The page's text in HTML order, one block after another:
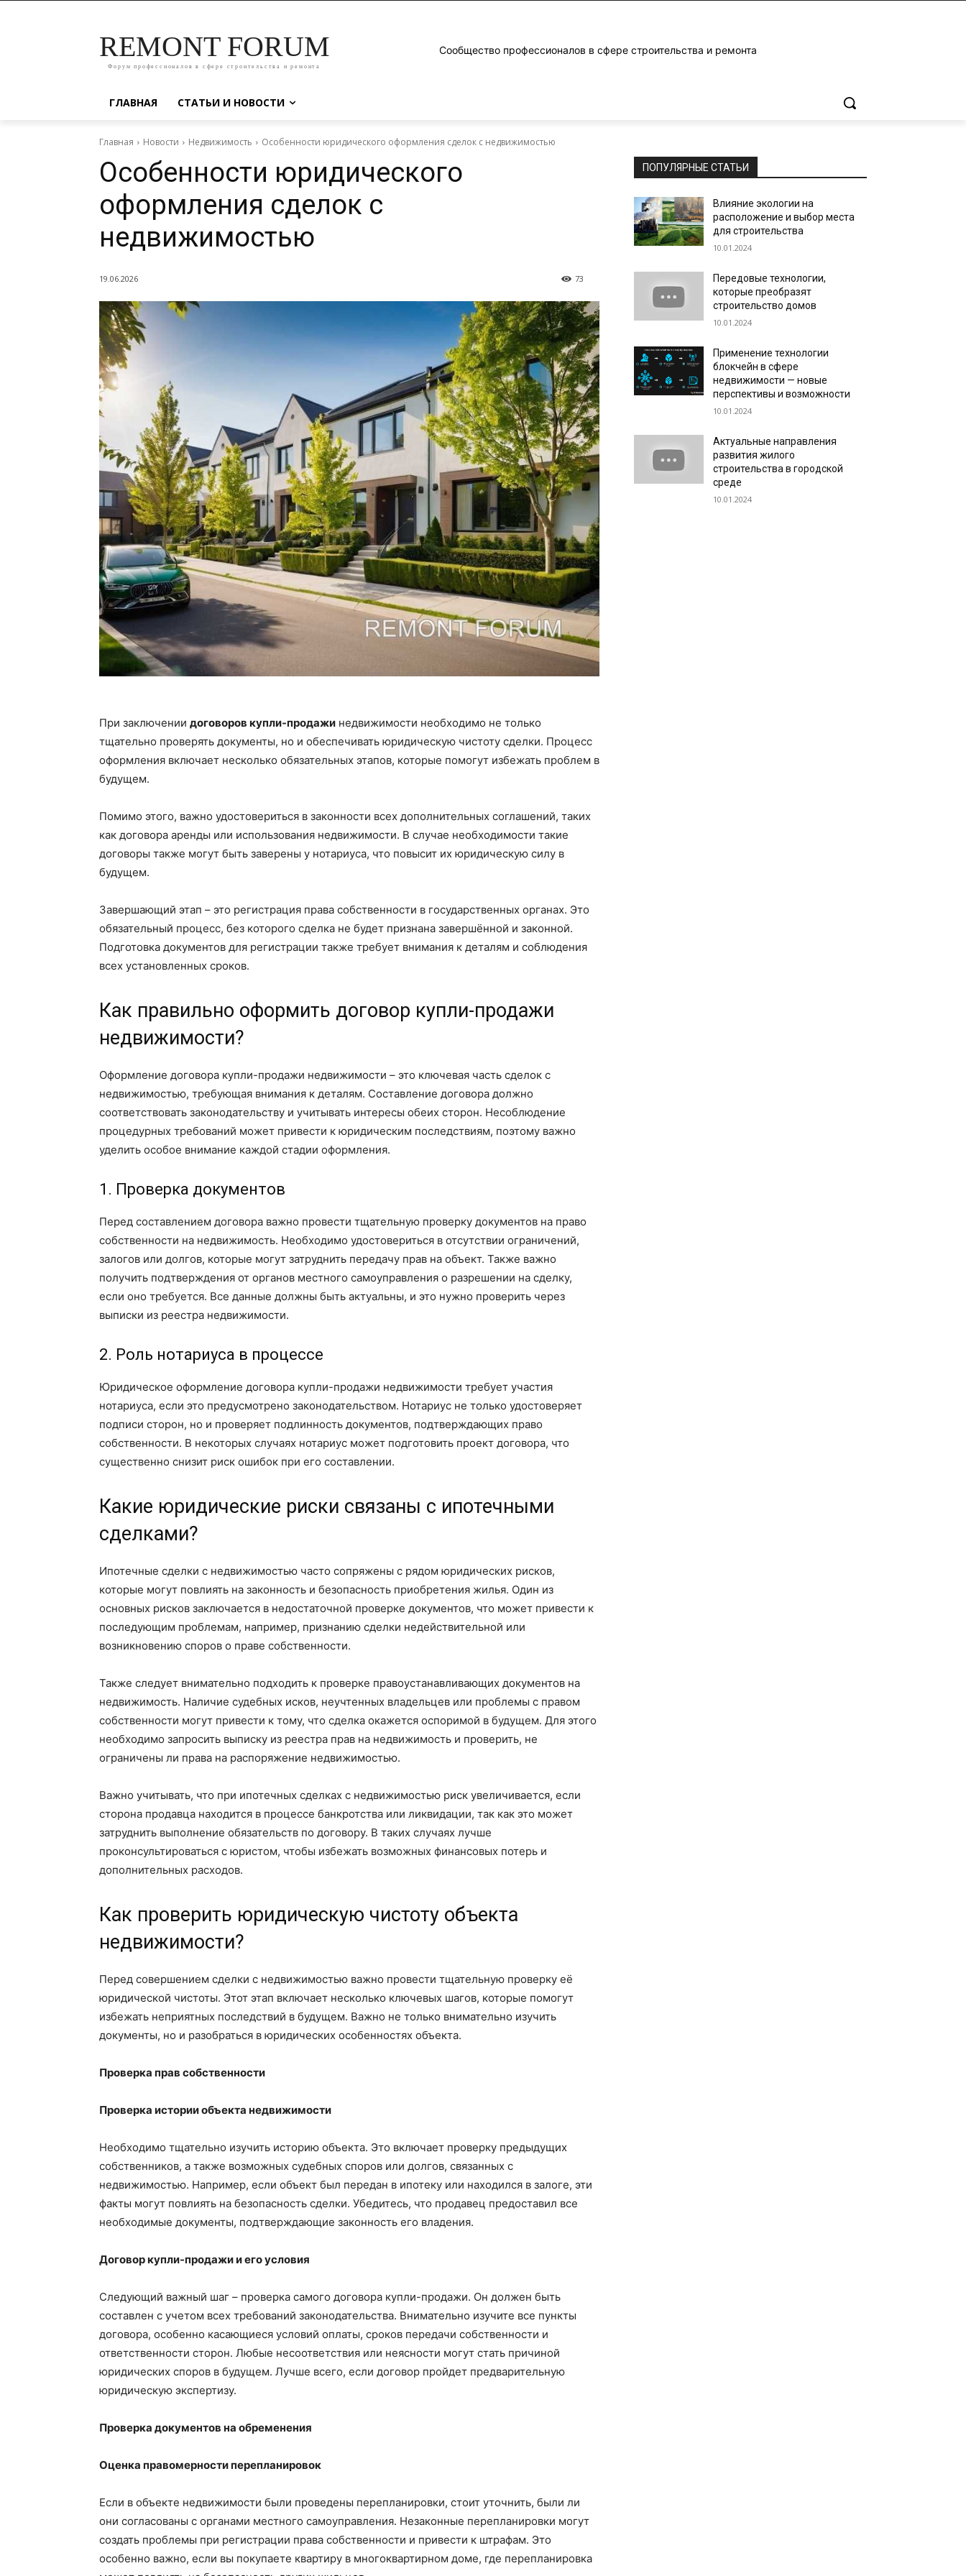
REMONT FORUM
Форум профессионалов в сфере строительства и ремонта
Сообщество профессионалов в сфере строительства и ремонта
ГЛАВНАЯ СТАТЬИ И НОВОСТИ
Главная Новости Недвижимость Особенности юридического оформления сделок с недвижимостью
Особенности юридического
оформления сделок с
недвижимостью
19.06.2026 73
При заключении договоров купли-продажи недвижимости необходимо не только
тщательно проверять документы, но и обеспечивать юридическую чистоту сделки. Процесс
оформления включает несколько обязательных этапов, которые помогут избежать проблем в
будущем.
Помимо этого, важно удостовериться в законности всех дополнительных соглашений, таких
как договора аренды или использования недвижимости. В случае необходимости такие
договоры также могут быть заверены у нотариуса, что повысит их юридическую силу в
будущем.
Завершающий этап – это регистрация права собственности в государственных органах. Это
обязательный процесс, без которого сделка не будет признана завершённой и законной.
Подготовка документов для регистрации также требует внимания к деталям и соблюдения
всех установленных сроков.
Как правильно оформить договор купли-продажи
недвижимости?
Оформление договора купли-продажи недвижимости – это ключевая часть сделок с
недвижимостью, требующая внимания к деталям. Составление договора должно
соответствовать законодательству и учитывать интересы обеих сторон. Несоблюдение
процедурных требований может привести к юридическим последствиям, поэтому важно
уделить особое внимание каждой стадии оформления.
1. Проверка документов
Перед составлением договора важно провести тщательную проверку документов на право
собственности на недвижимость. Необходимо удостовериться в отсутствии ограничений,
залогов или долгов, которые могут затруднить передачу прав на объект. Также важно
получить подтверждения от органов местного самоуправления о разрешении на сделку,
если оно требуется. Все данные должны быть актуальны, и это нужно проверить через
выписки из реестра недвижимости.
2. Роль нотариуса в процессе
Юридическое оформление договора купли-продажи недвижимости требует участия
нотариуса, если это предусмотрено законодательством. Нотариус не только удостоверяет
подписи сторон, но и проверяет подлинность документов, подтверждающих право
собственности. В некоторых случаях нотариус может подготовить проект договора, что
существенно снизит риск ошибок при его составлении.
Какие юридические риски связаны с ипотечными
сделками?
Ипотечные сделки с недвижимостью часто сопряжены с рядом юридических рисков,
которые могут повлиять на законность и безопасность приобретения жилья. Один из
основных рисков заключается в недостаточной проверке документов, что может привести к
последующим проблемам, например, признанию сделки недействительной или
возникновению споров о праве собственности.
Также следует внимательно подходить к проверке правоустанавливающих документов на
недвижимость. Наличие судебных исков, неучтенных владельцев или проблемы с правом
собственности могут привести к тому, что сделка окажется оспоримой в будущем. Для этого
необходимо запросить выписку из реестра прав на недвижимость и проверить, не
ограничены ли права на распоряжение недвижимостью.
Важно учитывать, что при ипотечных сделках с недвижимостью риск увеличивается, если
сторона продавца находится в процессе банкротства или ликвидации, так как это может
затруднить выполнение обязательств по договору. В таких случаях лучше
проконсультироваться с юристом, чтобы избежать возможных финансовых потерь и
дополнительных расходов.
Как проверить юридическую чистоту объекта
недвижимости?
Перед совершением сделки с недвижимостью важно провести тщательную проверку её
юридической чистоты. Этот этап включает несколько ключевых шагов, которые помогут
избежать неприятных последствий в будущем. Важно не только внимательно изучить
документы, но и разобраться в юридических особенностях объекта.
Проверка прав собственности
Проверка истории объекта недвижимости
Необходимо тщательно изучить историю объекта. Это включает проверку предыдущих
собственников, а также возможных судебных споров или долгов, связанных с
недвижимостью. Например, если объект был передан в ипотеку или находился в залоге, эти
факты могут повлиять на безопасность сделки. Убедитесь, что продавец предоставил все
необходимые документы, подтверждающие законность его владения.
Договор купли-продажи и его условия
Следующий важный шаг – проверка самого договора купли-продажи. Он должен быть
составлен с учетом всех требований законодательства. Внимательно изучите все пункты
договора, особенно касающиеся условий оплаты, сроков передачи собственности и
ответственности сторон. Любые несоответствия или неясности могут стать причиной
юридических споров в будущем. Лучше всего, если договор пройдет предварительную
юридическую экспертизу.
Проверка документов на обременения
Оценка правомерности перепланировок
Если в объекте недвижимости были проведены перепланировки, стоит уточнить, были ли
они согласованы с органами местного самоуправления. Незаконные перепланировки могут
создать проблемы при регистрации права собственности и привести к штрафам. Это
особенно важно, если вы покупаете квартиру в многоквартирном доме, где перепланировка
ПОПУЛЯРНЫЕ СТАТЬИ
Влияние экологии на
расположение и выбор места
для строительства
10.01.2024
Передовые технологии,
которые преобразят
строительство домов
10.01.2024
Применение технологии
блокчейн в сфере
недвижимости — новые
перспективы и возможности
10.01.2024
Актуальные направления
развития жилого
строительства в городской
среде
10.01.2024